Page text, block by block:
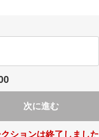
次に進む
ションは終了しました